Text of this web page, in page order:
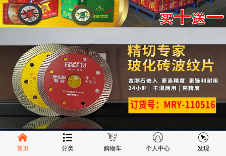
首页 分类 购物车 个人中心 发现